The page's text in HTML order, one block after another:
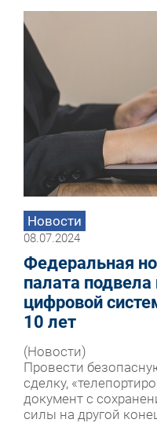
Новости
08.07.2024
Федеральная
палата
цифровой
10 лет
(Новости)
Провести
сделку,
документ с
силы на другой